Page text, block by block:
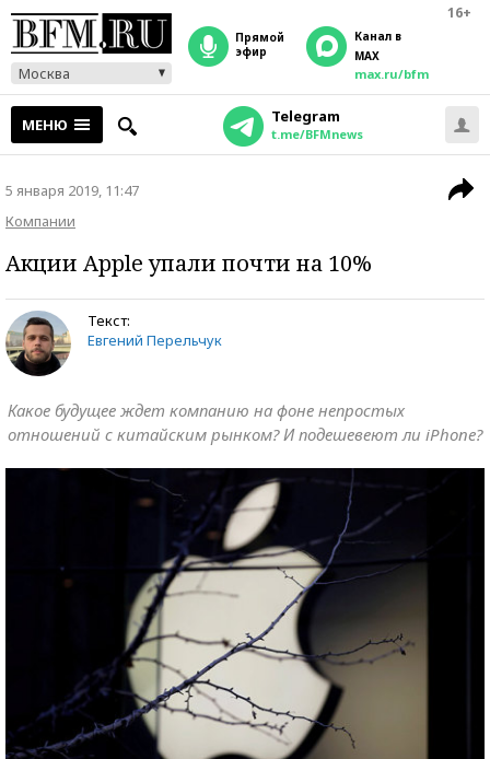
16+
Москва
прямой
эфир
Канал в
MAX
max.ru/bfm
МЕНЮ Telegram
t.me/BFMnews
5 января 2019, 11:47
Компании
Акции Apple упали почти на 10%
Текст:
Евгений Перельчук
Какое будущее ждет компанию на фоне непростых
отношений с китайским рынком? И подешевеют ли iPhone?